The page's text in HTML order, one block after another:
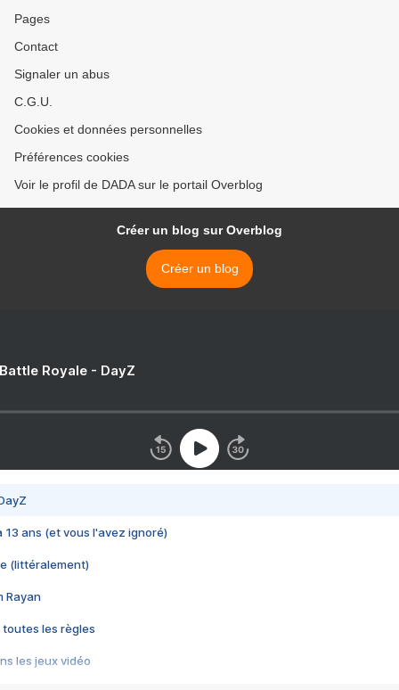
Pages
Contact
Signaler un abus
C.G.U.
Cookies et données personnelles
Préférences cookies
Voir le profil de DADA sur le portail Overblog
Créer un blog sur Overblog
Créer un blog
Royale - DayZ
13 ans (et vous l'avez ignoré)
(littéralement)
Rayan
toutes les règles
les jeux vidéo